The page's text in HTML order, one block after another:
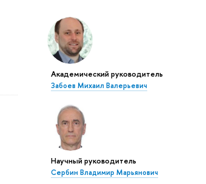
Академический руководитель
Забоев Михаил Валерьевич
Научный руководитель
Сербин Владимир Марьянович